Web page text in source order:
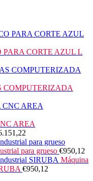
CORTE AZUL L
COMPUTERIZADA
AREA
para grueso €950,12
Máquina
€950,12